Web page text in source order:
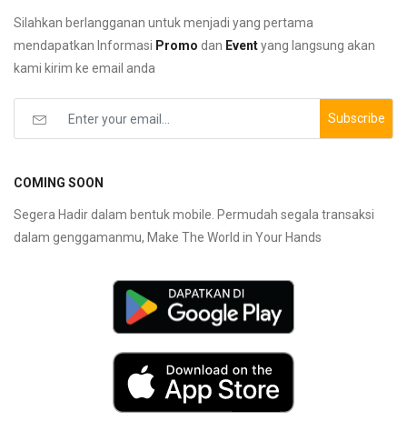
Silahkan berlangganan untuk menjadi yang pertama
mendapatkan Informasi Promo dan Eventyang langsung akan
kami kirim ke email anda
Subscribe
COMING SOON
Segera Hadir dalam bentuk mobile. Permudah segala transaksi
dalam genggamanmu, Make The World in Your Hands